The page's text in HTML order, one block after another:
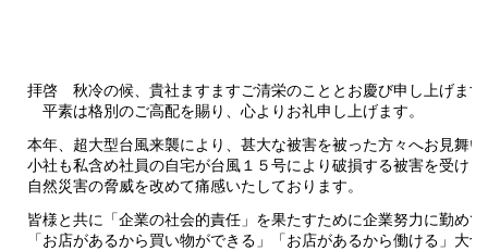
拝啓 秋冷の候、貴社ますますご清栄のこととお慶び申し上げます
平素は格別のご高配を賜り、心よりお礼申し上げます。
本年、超大型台風来襲により、甚大な被害を被った方々へお見舞
小社も私含め社員の自宅が台風１５号により破損する被害を受け
自然災害の脅威を改めて痛感いたしております。
皆様と共に「企業の社会的責任」を果たすために企業努力に勤め
「お店があるから買い物ができる」「お店があるから働ける」大